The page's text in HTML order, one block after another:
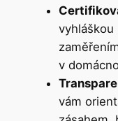
vyhláškou
v
vám